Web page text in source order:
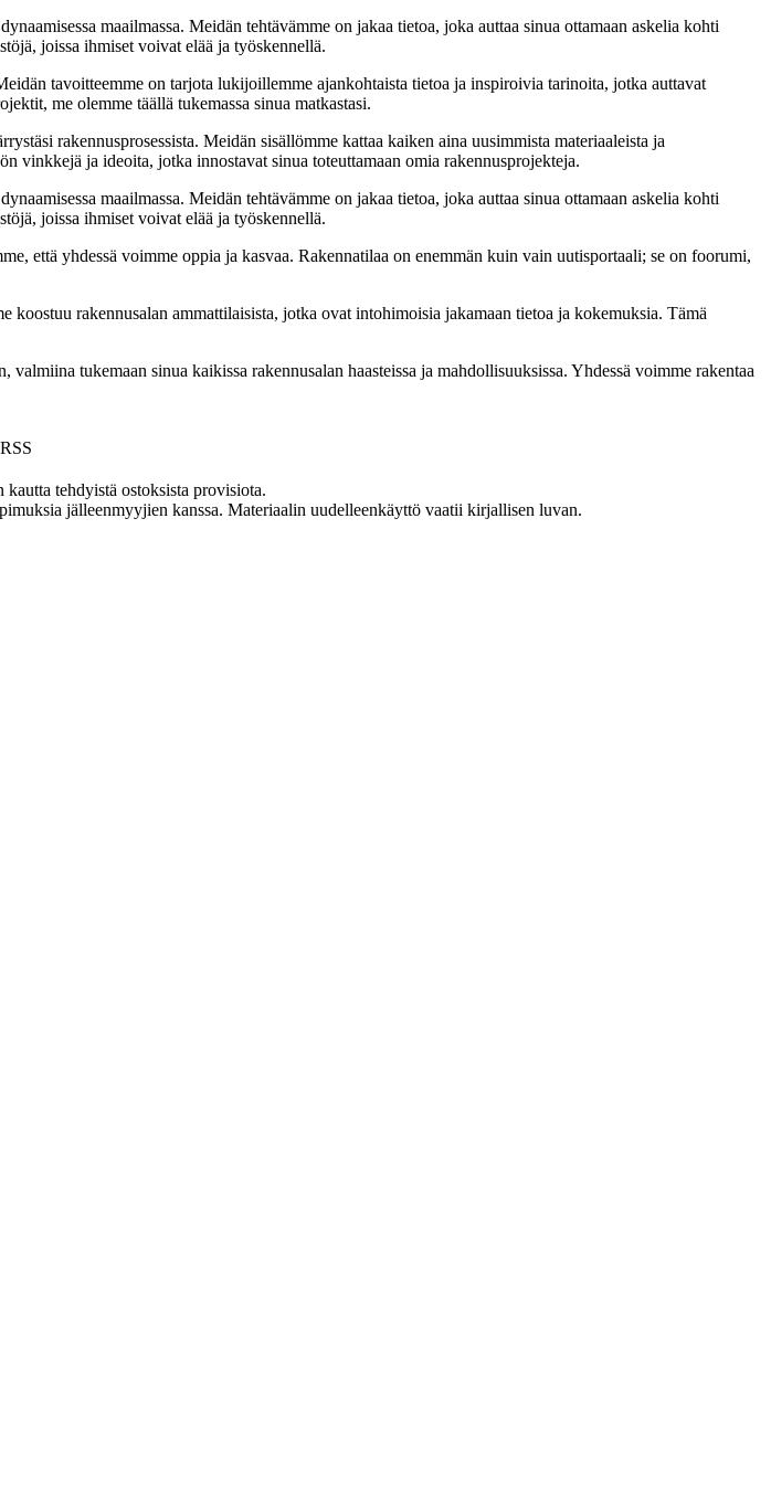
maailmassa. Meidän tehtävämme on jakaa tietoa, joka auttaa sinua ottamaan askelia kohti
joissa ihmiset voivat elää ja työskennellä.
tavoitteemme on tarjota lukijoillemme ajankohtaista tietoa ja inspiroivia tarinoita, jotka auttavat
me olemme täällä tukemassa sinua matkastasi.
rakennusprosessista. Meidän sisällömme kattaa kaiken aina uusimmista materiaaleista ja
vinkkejä ja ideoita, jotka innostavat sinua toteuttamaan omia rakennusprojekteja.
maailmassa. Meidän tehtävämme on jakaa tietoa, joka auttaa sinua ottamaan askelia kohti
joissa ihmiset voivat elää ja työskennellä.
että yhdessä voimme oppia ja kasvaa. Rakennatilaa on enemmän kuin vain uutisportaali; se on foorumi,
rakennusalan ammattilaisista, jotka ovat intohimoisia jakamaan tietoa ja kokemuksia. Tämä
tukemaan sinua kaikissa rakennusalan haasteissa ja mahdollisuuksissa. Yhdessä voimme rakentaa
RSS
tehdyistä ostoksista provisiota.
jälleenmyyjien kanssa. Materiaalin uudelleenkäyttö vaatii kirjallisen luvan.